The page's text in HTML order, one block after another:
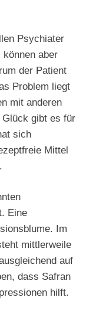
Psychiater
können aber
der Patient
Problem liegt
mit anderen
Glück gibt es für
sich
Mittel
Eine
Im
mittlerweile
auf
dass Safran
hilft.